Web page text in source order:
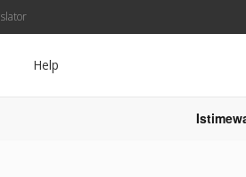
Help